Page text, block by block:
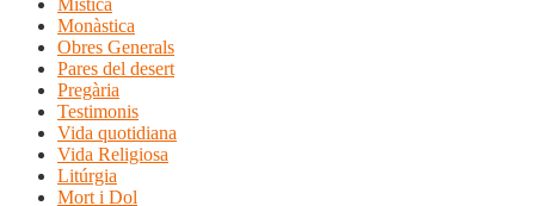
Mística
Monàstica
Obres Generals
Pares del desert
Pregària
Testimonis
Vida quotidiana
Vida Religiosa
Litúrgia
Mort i Dol